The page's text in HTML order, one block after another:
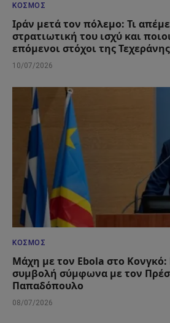
ΚΌΣΜΟΣ
Ιράν μετά τον πόλεμο: Τι
στρατιωτική του ισχύ και
επόμενοι στόχοι της Τεχεράνης
10/07/2026
ΚΌΣΜΟΣ
Μάχη με τον Ebola στο Κονγκό:
συμβολή σύμφωνα με τον
Παπαδόπουλο
08/07/2026